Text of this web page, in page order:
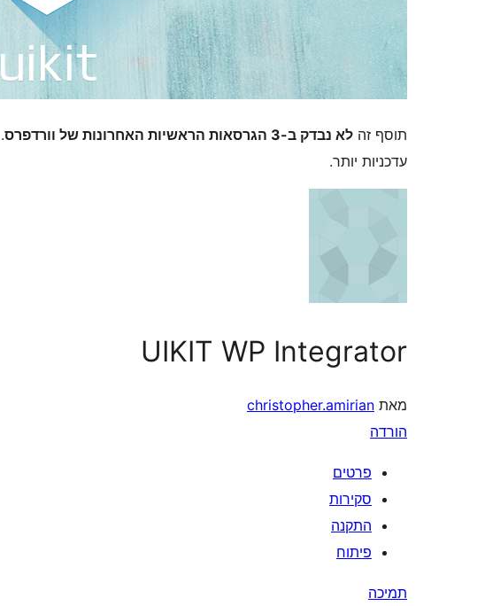
תוסף זה לא נבדק ב-3 הגרסאות הראשיות האחרונות של וורדפרס
עדכניות יותר.
UIKIT WP Integrator
מאת christopher.amirian
הורדה
פרטים
סקירות
התקנה
פיתוח
תמיכה